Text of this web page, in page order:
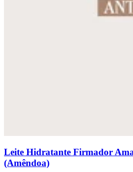
Leite Hidratante Firmador
(Amêndoa)